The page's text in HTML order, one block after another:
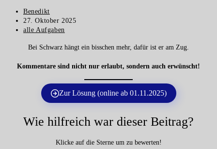
Beitrags-
Autor:
Benedikt
Beitrag
veröffentlicht:
27. Oktober 2025
Beitrags-
alle Aufgaben
Bei Schwarz hängt ein bisschen mehr, dafür ist er am Zug.
Kommentare sind nicht nur erlaubt, sondern auch erwünscht!
Zur Lösung (online ab 01.11.2025)
Wie hilfreich war dieser Beitrag?
Klicke auf die Sterne um zu bewerten!